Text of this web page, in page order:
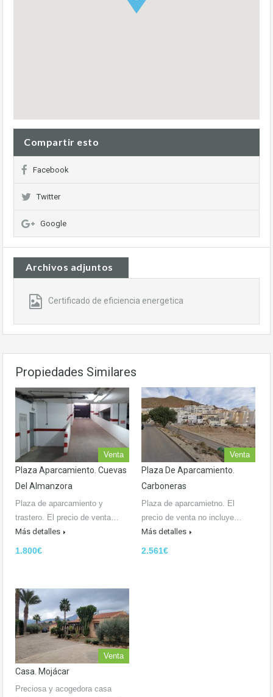
Compartir esto
Facebook
Twitter
Google
Archivos adjuntos
Certificado de eficiencia energetica
Propiedades Similares
Venta
Plaza Aparcamiento. Cuevas
Del Almanzora
Plaza de aparcamiento y
trastero. El precio de venta…
Más detalles
1.800€
Venta
Plaza De Aparcamiento.
Carboneras
Plaza de aparcamietno. El
precio de venta no incluye…
Más detalles
2.561€
Venta
Casa. Mojácar
Preciosa y acogedora casa